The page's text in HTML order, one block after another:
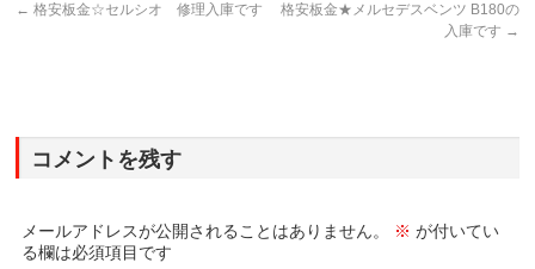
← 格安板金☆セルシオ 修理入庫です
格安板金★メルセデスベンツ B180の
入庫です →
コメントを残す
メールアドレスが公開されることはありません。 ※ が付いてい
る欄は必須項目です